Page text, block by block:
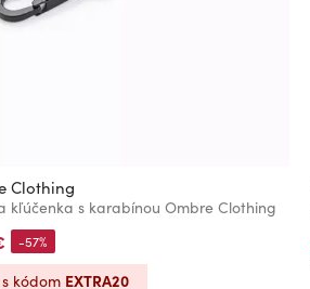
Clothing
kľúčenka s karabínou Ombre Clothing
-57%
kódom EXTRA20